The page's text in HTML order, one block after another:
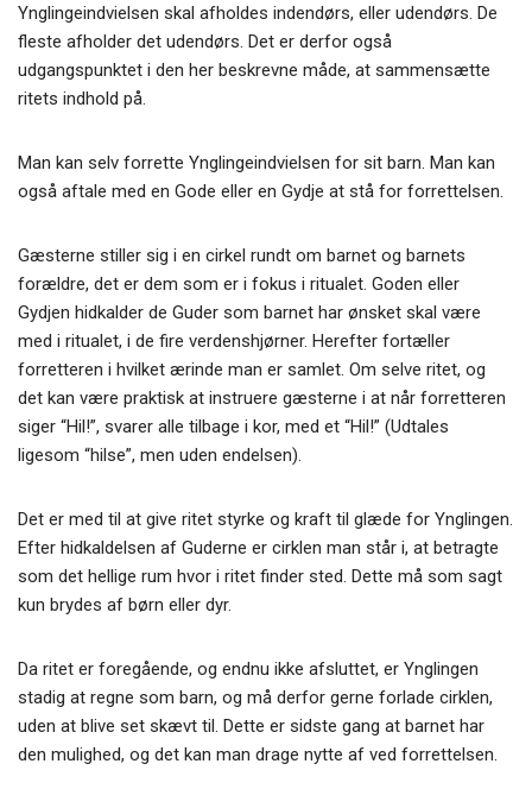
Ynglingeindvielsen skal afholdes indendørs, eller udendørs. De
fleste afholder det udendørs. Det er derfor også
udgangspunktet i den her beskrevne måde, at sammensætte
ritets indhold på.
Man kan selv forrette Ynglingeindvielsen for sit barn. Man kan
også aftale med en Gode eller en Gydje at stå for forrettelsen.
Gæsterne stiller sig i en cirkel rundt om barnet og barnets
forældre, det er dem som er i fokus i ritualet. Goden eller
Gydjen hidkalder de Guder som barnet har ønsket skal være
med i ritualet, i de fire verdenshjørner. Herefter fortæller
forretteren i hvilket ærinde man er samlet. Om selve ritet, og
det kan være praktisk at instruere gæsterne i at når forretteren
siger “Hil!”, svarer alle tilbage i kor, med et “Hil!” (Udtales
ligesom “hilse”, men uden endelsen).
Det er med til at give ritet styrke og kraft til glæde for Ynglingen.
Efter hidkaldelsen af Guderne er cirklen man står i, at betragte
som det hellige rum hvor i ritet finder sted. Dette må som sagt
kun brydes af børn eller dyr.
Da ritet er foregående, og endnu ikke afsluttet, er Ynglingen
stadig at regne som barn, og må derfor gerne forlade cirklen,
uden at blive set skævt til. Dette er sidste gang at barnet har
den mulighed, og det kan man drage nytte af ved forrettelsen.